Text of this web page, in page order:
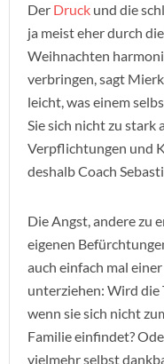
Der Druck und die
ja meist eher durch
Weihnachten
verbringen, sagt
leicht, was einem
Sie sich nicht zu stark
Verpflichtungen und
deshalb Coach
Die Angst, andere zu
eigenen
auch einfach mal
unterziehen: Wird
wenn sie sich nicht
Familie einfindet?
vielmehr selbst